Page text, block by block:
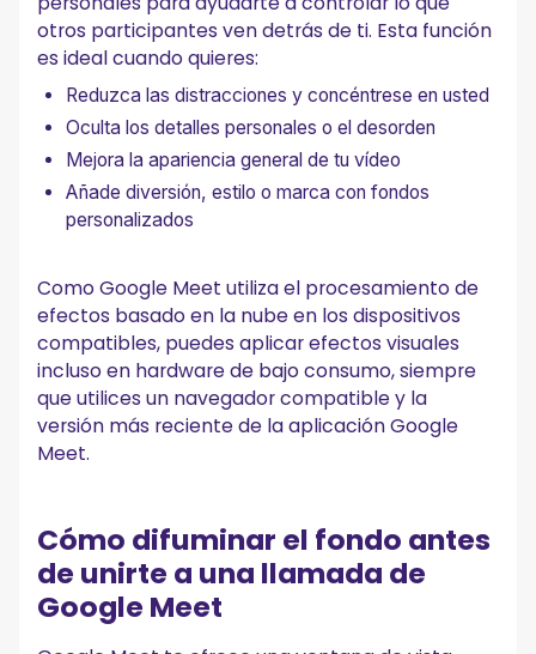
Consejos para crear un fondo de Google Meet limpio
y centrado
Emparejar Google Meet con MeetGeek
Preguntas frecuentes
¿Por qué no me aparece la opción de desenfoque?
¿Puedo subir mi propia imagen en lugar de usar el
desenfoque?
¿El desenfoque del fondo afecta a la calidad del vídeo?
otros participantes ven detrás de ti. Esta función
es ideal cuando quieres:
Reduzca las distracciones y concéntrese en usted
Oculta los detalles personales o el desorden
Mejora la apariencia general de tu vídeo
Añade diversión, estilo o marca con fondos
personalizados
Como Google Meet utiliza el procesamiento de
efectos basado en la nube en los dispositivos
compatibles, puedes aplicar efectos visuales
incluso en hardware de bajo consumo, siempre
que utilices un navegador compatible y la
versión más reciente de la aplicación Google
Meet.
Cómo difuminar el fondo antes
de unirte a una llamada de
Google Meet